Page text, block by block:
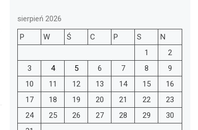
sierpień 2026
P
W Ś C P S
N
1
2
3
4 5 6 7 8
9
10
11 12 13 14 15
16
17
18 19 20 21 22
23
24
25 26 27 28 29
30